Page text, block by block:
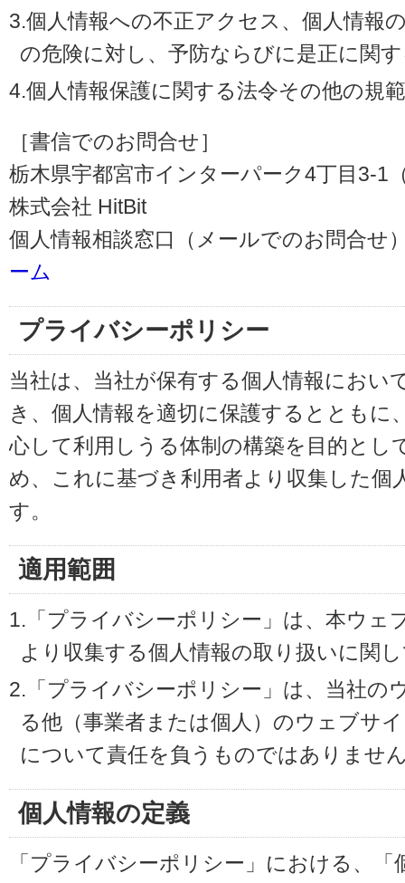
3.個人情報への不正アクセス、個人情報
の危険に対し、予防ならびに是正に関
4.個人情報保護に関する法令その他の規
［書信でのお問合せ］
栃木県宇都宮市インターパーク4丁目3-1
株式会社 HitBit
個人情報相談窓口（メールでのお問合せ
ーム
プライバシーポリシー
当社は、当社が保有する個人情報におい
き、個人情報を適切に保護するとともに
心して利用しうる体制の構築を目的とし
め、これに基づき利用者より収集した個
す。
適用範囲
1.「プライバシーポリシー」は、本ウェ
より収集する個人情報の取り扱いに関
2.「プライバシーポリシー」は、当社の
る他（事業者または個人）のウェブサ
について責任を負うものではありませ
個人情報の定義
「プライバシーポリシー」における、